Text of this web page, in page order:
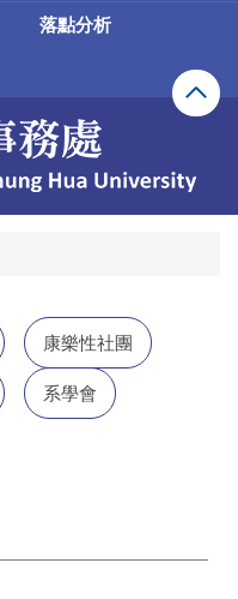
落點分析
康樂性社團
系學會